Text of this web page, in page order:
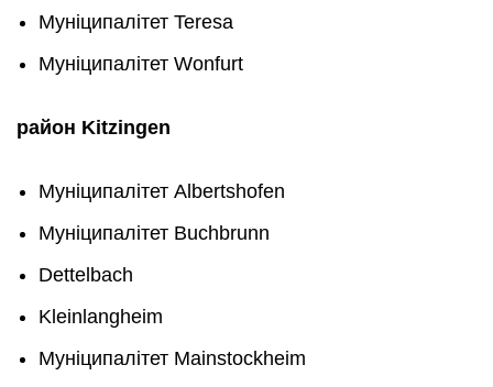
Муніципалітет Teresa
Муніципалітет Wonfurt
район Kitzingen
Муніципалітет Albertshofen
Муніципалітет Buchbrunn
Dettelbach
Kleinlangheim
Муніципалітет Mainstockheim